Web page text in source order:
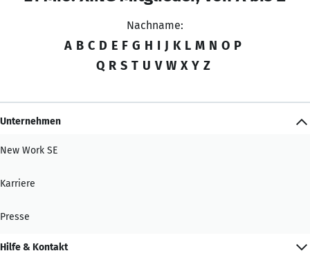
Nachname:
A B C D E F G H I J K L M N O P
Q R S T U V W X Y Z
Unternehmen
New Work SE
Karriere
Presse
Hilfe & Kontakt